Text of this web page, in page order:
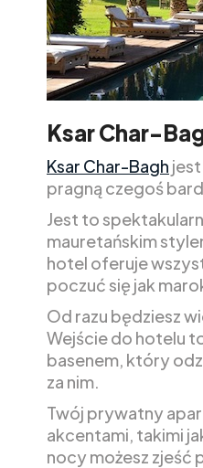
Ksar Char-
Ksar Char-Bagh
pragną czegoś
Jest to
mauretańskim
hotel oferuje
poczuć się jak
Od razu będziesz
Wejście do hotelu
basenem, który
za nim.
Twój prywatny
akcentami, takimi
nocy możesz zjeść